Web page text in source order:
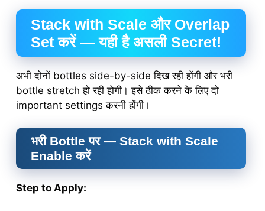
Stack with Scale और Overlap
Set करें — यही है असली Secret!
अभी दोनों bottles side-by-side दिख रही होंगी और भरी
bottle stretch हो रही होगी। इसे ठीक करने के लिए दो
important settings करनी होंगी।
भरी Bottle पर — Stack with Scale
Enable करें
Step to Apply: